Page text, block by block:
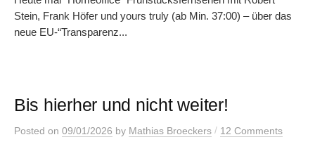
Stein, Frank Höfer und yours truly (ab Min. 37:00) – über das
neue EU-“Transparenz...
Bis hierher und nicht weiter!
Posted on 09/01/2026 by Mathias Broeckers / 12 Comments